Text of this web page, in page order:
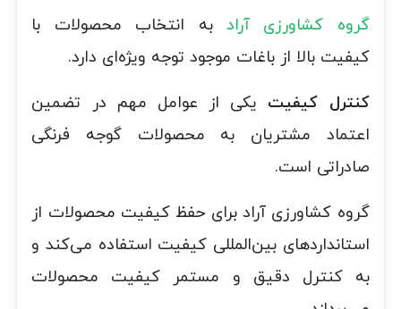
گروه کشاورزی آراد به انتخاب محصولات با
کیفیت بالا از باغات موجود توجه ویژه‌ای دارد.
کنترل کیفیت یکی از عوامل مهم در تضمین
اعتماد مشتریان به محصولات گوجه فرنگی
صادراتی است.
گروه کشاورزی آراد برای حفظ کیفیت محصولات از
استانداردهای بین‌المللی کیفیت استفاده می‌کند و
به کنترل دقیق و مستمر کیفیت محصولات